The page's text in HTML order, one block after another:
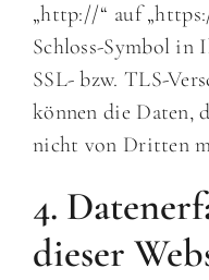
„http://“ auf
Schloss-Symbol in
SSL- bzw. TLS-
können die Daten,
nicht von Dritten
4.
dieser